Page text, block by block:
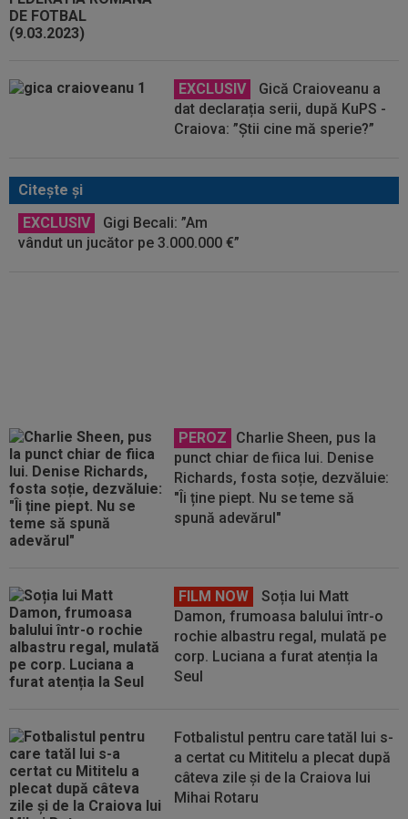
EXCLUSIV
Gică Craioveanu a
dat declarația serii, după KuPS -
Craiova: ”Știi cine mă sperie?”
Citeşte şi
EXCLUSIV
Gigi Becali: ”Am
vândut un jucător pe 3.000.000 €”
PEROZ
Charlie Sheen, pus la
punct chiar de fiica lui. Denise
Richards, fosta soție, dezvăluie:
"Îi ține piept. Nu se teme să
spună adevărul"
FILM NOW
Soția lui Matt
Damon, frumoasa balului într-o
rochie albastru regal, mulată pe
corp. Luciana a furat atenția la
Seul
Fotbalistul pentru care tatăl lui s-
a certat cu Mititelu a plecat după
câteva zile și de la Craiova lui
Mihai Rotaru